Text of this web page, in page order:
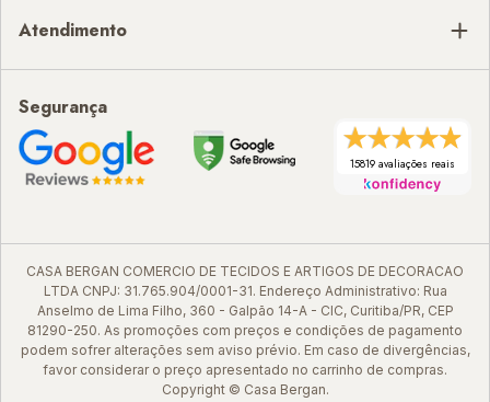
Atendimento
Segurança
15819 avaliações reais
CASA BERGAN COMERCIO DE TECIDOS E ARTIGOS DE DECORACAO
LTDA CNPJ: 31.765.904/0001-31. Endereço Administrativo: Rua
Anselmo de Lima Filho, 360 - Galpão 14-A - CIC, Curitiba/PR, CEP
81290-250. As promoções com preços e condições de pagamento
podem sofrer alterações sem aviso prévio. Em caso de divergências,
favor considerar o preço apresentado no carrinho de compras.
Copyright © Casa Bergan.